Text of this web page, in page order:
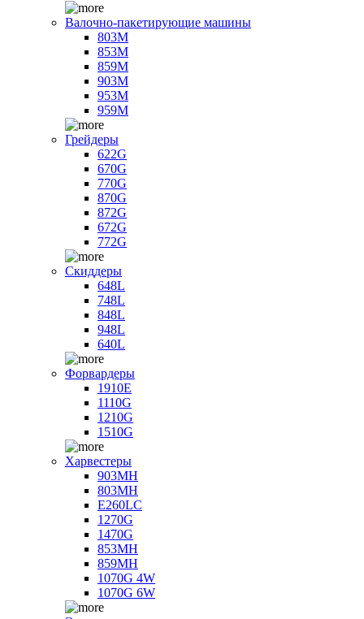
Валочно-пакетирующие машины
803M
853M
859M
903M
953M
959M
Грейдеры
622G
670G
770G
870G
872G
672G
772G
Скиддеры
648L
748L
848L
948L
640L
Форвардеры
1910E
1110G
1210G
1510G
Харвестеры
903MH
803MH
E260LC
1270G
1470G
853MH
859MH
1070G 4W
1070G 6W